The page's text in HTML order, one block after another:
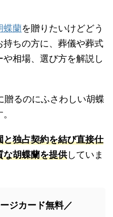
蝶蘭を贈りたいけどどう
ちの方に、葬儀や葬式
や相場、選び方を解説し
贈るのにふさわしい胡蝶
独占契約を結び直接仕
な胡蝶蘭を提供していま
ジカード無料／